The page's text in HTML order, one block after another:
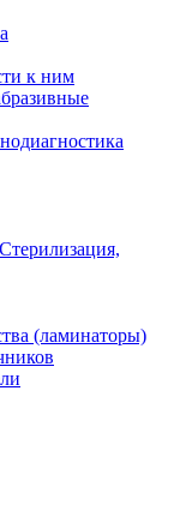
к ним
Стерилизация,
(ламинаторы)